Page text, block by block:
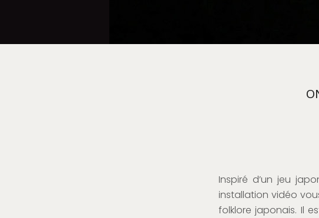
Inspiré d’un jeu
installation vidéo
folklore japonais. Il